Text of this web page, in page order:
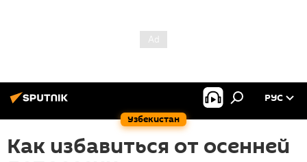
Узбекистан
РУС
Как избавиться от осенней